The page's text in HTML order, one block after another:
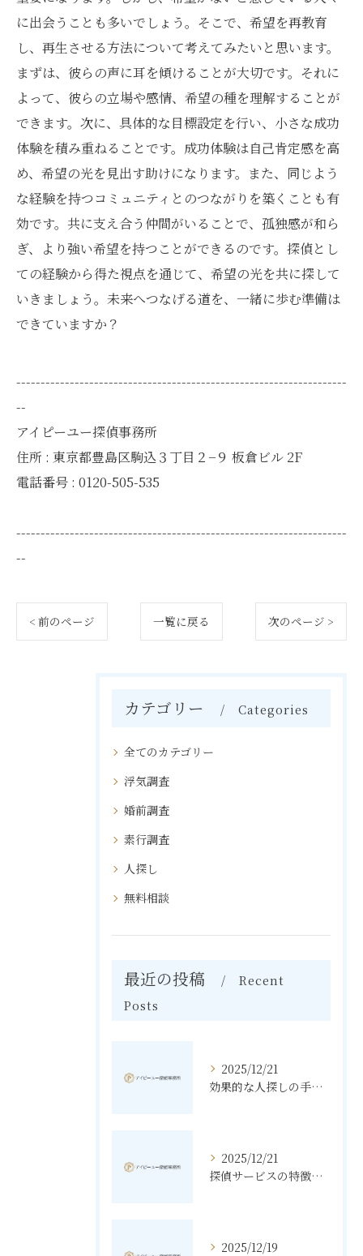
に出会うことも多いでしょう。そこで、希望を再教育
し、再生させる方法について考えてみたいと思います。
まずは、彼らの声に耳を傾けることが大切です。それに
よって、彼らの立場や感情、希望の種を理解することが
できます。次に、具体的な目標設定を行い、小さな成功
体験を積み重ねることです。成功体験は自己肯定感を高
め、希望の光を見出す助けになります。また、同じよう
な経験を持つコミュニティとのつながりを築くことも有
効です。共に支え合う仲間がいることで、孤独感が和ら
ぎ、より強い希望を持つことができるのです。探偵とし
ての経験から得た視点を通じて、希望の光を共に探して
いきましょう。未来へつなげる道を、一緒に歩む準備は
できていますか？
--------------------------------------------------------------------
--
アイピーユー探偵事務所
住所 : 東京都豊島区駒込３丁目２−９ 板倉ビル 2F
電話番号 : 0120-505-535
--------------------------------------------------------------------
--
< 前のページ 一覧に戻る 次のページ >
カテゴリー Categories
全てのカテゴリー
浮気調査
婚前調査
素行調査
人探し
無料相談
最近の投稿
Recent
Posts
2025/12/21
効果的な人探しの手法とその秘訣
2025/12/21
探偵サービスの特徴と無料相談の利点
2025/12/19